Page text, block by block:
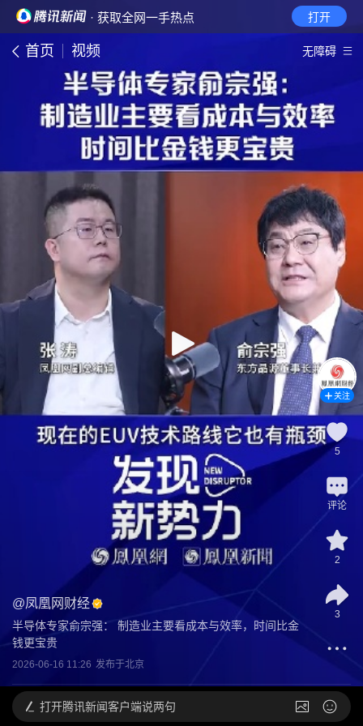
· 获取全网一手热点 打开
首页 视频 无障碍
@凤凰网财经
半导体专家俞宗强： 制造业主要看成本与效率，时间比金
钱更宝贵
2026-06-16 11:26 发布于北京
关注
5
评论
2
3
打开腾讯新闻客户端说两句